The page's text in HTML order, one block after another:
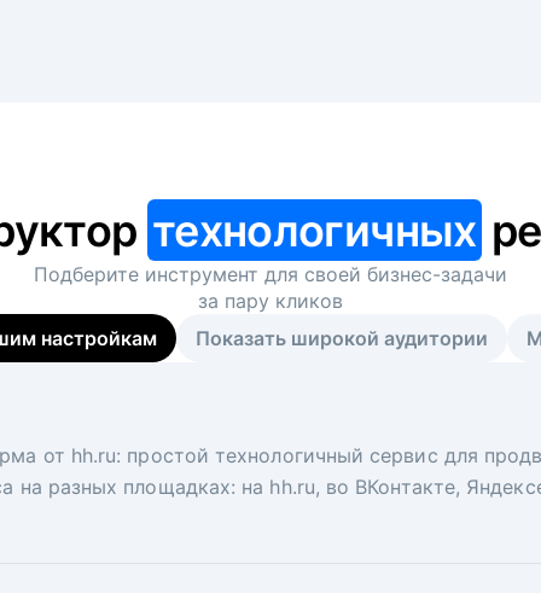
технологичных
Подберите инструмент для своей бизнес-задачи
за пару кликов
настройкам
Показать широкой аудитории
от hh.ru: простой технологичный сервис для
на разных площадках: на hh.ru, во ВКонтакте,
вакансий на главной странице hh.ru.
ключ. Решите, сколько кандидатов и когда вам
рекрутеры и проектные менеджеры hh.ru с